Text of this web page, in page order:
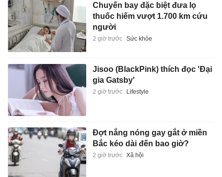
Chuyến bay đặc biệt đưa lọ
thuốc hiếm vượt 1.700 km cứu
người
2 giờ trước Sức khỏe
Jisoo (BlackPink) thích đọc 'Đại
gia Gatsby'
2 giờ trước Lifestyle
Đợt nắng nóng gay gắt ở miền
Bắc kéo dài đến bao giờ?
2 giờ trước Xã hội